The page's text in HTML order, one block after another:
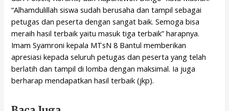
“Alhamdulillah siswa sudah berusaha dan tampil sebagai
petugas dan peserta dengan sangat baik. Semoga bisa
meraih hasil terbaik yaitu masuk tiga terbaik” harapnya.
Imam Syamroni kepala MTsN 8 Bantul memberikan
apresiasi kepada seluruh petugas dan peserta yang telah
berlatih dan tampil di lomba dengan maksimal. Ia juga
berharap mendapatkan hasil terbaik (jkp).